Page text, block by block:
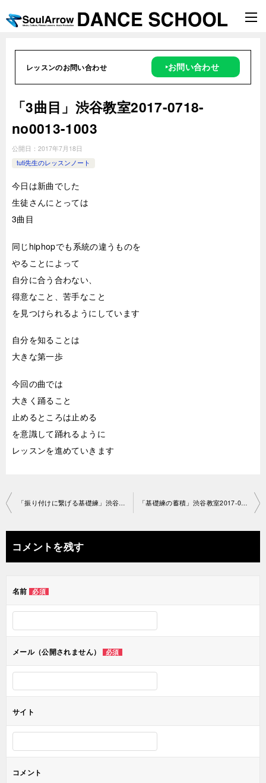
レッスンのお問い合わせ ‣お問い合わせ
「3曲目」渋谷教室2017-0718-
no0013-1003
公開日： 2017年7月18日
tuti先生のレッスンノート
今日は新曲でした
生徒さんにとっては
3曲目
同じhiphopでも系統の違うものを
やることによって
自分に合う合わない、
得意なこと、苦手なこと
を見つけられるようにしています
自分を知ることは
大きな第一歩
今回の曲では
大きく踊ること
止めるところは止める
を意識して踊れるように
レッスンを進めていきます
投
ナ
ビ
ー
ン
「振り付けに繋げる基礎練」渋谷教室 2017-0715-no0013-1022 「基礎練の蓄積」渋谷教室2017-0720-no0013-1022
コメントを残す
名前 必須
メール（公開されません） 必須
サイト
コメント